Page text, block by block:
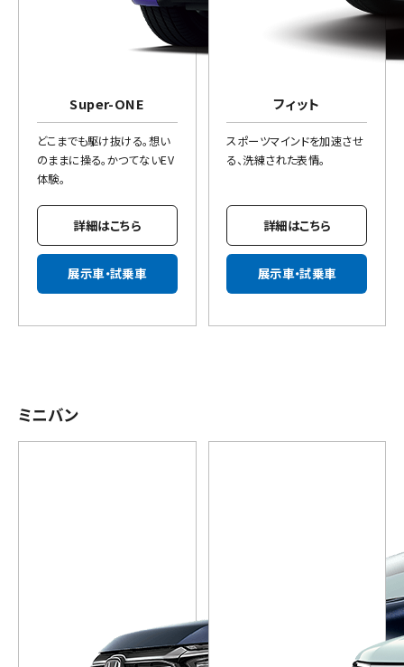
Super-ONE
どこまでも駆け抜ける。想い
のままに操る。かつてないEV
体験。
詳細はこちら
展示車・試乗車
フィット
スポーツマインドを加速させ
る、洗練された表情。
詳細はこちら
展示車・試乗車
ミニバン